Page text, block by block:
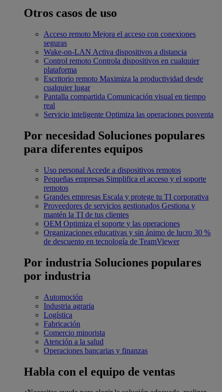
Otros casos de uso
Acceso remoto Mejora el acceso con conexiones
seguras
Wake-on-LAN Activa dispositivos a distancia
Control remoto Controla dispositivos en cualquier
plataforma
Escritorio remoto Maximiza la productividad desde
cualquier lugar
Pantalla compartida Comunicación visual en tiempo
real
Servicio inteligente Optimiza las operaciones posventa
Por necesidad Soluciones populares
para diferentes equipos
Uso personal Accede a dispositivos remotos
Pequeñas empresas Simplifica el acceso y el soporte
remotos
Grandes empresas Escala y protege tu TI corporativa
Proveedores de servicios gestionados Gestiona y
mantén la TI de tus clientes
OEM Optimiza el soporte y las operaciones
Organizaciones educativas y sin ánimo de lucro 30 %
de descuento en tecnología de TeamViewer
Por industria Soluciones populares
por industria
Automoción
Industria agraria
Logística
Fabricación
Comercio minorista
Atención a la salud
Operaciones bancarias y finanzas
Habla con el equipo de ventas